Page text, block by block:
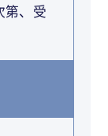
第、受